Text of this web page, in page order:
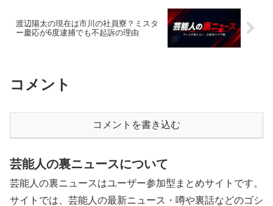
渡辺陽太の現在は市川の社員寮？ミスタ
ー慶応が6度逮捕でも不起訴の理由
コメント
コメントを書き込む
芸能人の裏ニュースについて
芸能人の裏ニュースはユーザー参加型まとめサイトです。
サイトでは、芸能人の最新ニュース・噂や裏話などのゴシ